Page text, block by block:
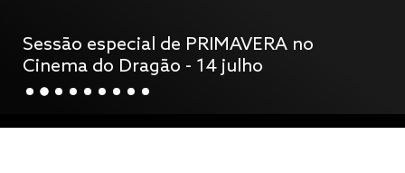
Sessão especial de PRIMAVERA no
Cinema do Dragão - 14 julho